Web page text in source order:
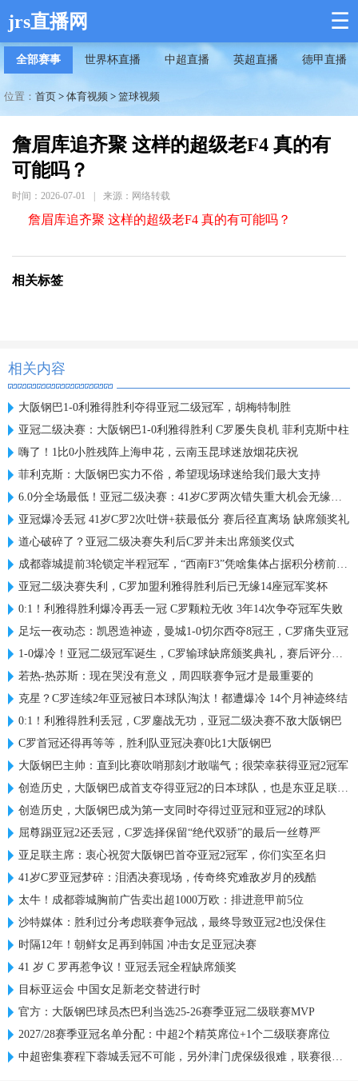
jrs直播网 ☰
全部赛事 世界杯直播 中超直播 英超直播 德甲直播
位置： 首页 > 体育视频 > 篮球视频
詹眉库追齐聚 这样的超级老F4 真的有
可能吗？
时间：2026-07-01 来源：网络转载
詹眉库追齐聚 这样的超级老F4 真的有可能吗？
相关标签
相关内容
大阪钢巴1-0利雅得胜利夺得亚冠二级冠军，胡梅特制胜
亚冠二级决赛：大阪钢巴1-0利雅得胜利 C罗屡失良机 菲利克斯中柱
嗨了！1比0小胜残阵上海申花，云南玉昆球迷放烟花庆祝
菲利克斯：大阪钢巴实力不俗，希望现场球迷给我们最大支持
6.0分全场最低！亚冠二级决赛：41岁C罗两次错失重大机会无缘首冠
亚冠爆冷丢冠 41岁C罗2次吐饼+获最低分 赛后径直离场 缺席颁奖礼
道心破碎了？亚冠二级决赛失利后C罗并未出席颁奖仪式
成都蓉城提前3轮锁定半程冠军，“西南F3”凭啥集体占据积分榜前三？
亚冠二级决赛失利，C罗加盟利雅得胜利后已无缘14座冠军奖杯
0:1！利雅得胜利爆冷再丢一冠 C罗颗粒无收 3年14次争夺冠军失败
足坛一夜动态：凯恩造神迹，曼城1-0切尔西夺8冠王，C罗痛失亚冠
1-0爆冷！亚冠二级冠军诞生，C罗输球缺席颁奖典礼，赛后评分出炉
若热-热苏斯：现在哭没有意义，周四联赛争冠才是最重要的
克星？C罗连续2年亚冠被日本球队淘汰！都遭爆冷 14个月神迹终结
0:1！利雅得胜利丢冠，C罗鏖战无功，亚冠二级决赛不敌大阪钢巴
C罗首冠还得再等等，胜利队亚冠决赛0比1大阪钢巴
大阪钢巴主帅：直到比赛吹哨那刻才敢喘气；很荣幸获得亚冠2冠军
创造历史，大阪钢巴成首支夺得亚冠2的日本球队，也是东亚足联首队
创造历史，大阪钢巴成为第一支同时夺得过亚冠和亚冠2的球队
屈尊踢亚冠2还丢冠，C罗选择保留“绝代双骄”的最后一丝尊严
亚足联主席：衷心祝贺大阪钢巴首夺亚冠2冠军，你们实至名归
41岁C罗亚冠梦碎：泪洒决赛现场，传奇终究难敌岁月的残酷
太牛！成都蓉城胸前广告卖出超1000万欧：排进意甲前5位
沙特媒体：胜利过分考虑联赛争冠战，最终导致亚冠2也没保住
时隔12年！朝鲜女足再到韩国 冲击女足亚冠决赛
41 岁 C 罗再惹争议！亚冠丢冠全程缺席颁奖
目标亚运会 中国女足新老交替进行时
官方：大阪钢巴球员杰巴利当选25-26赛季亚冠二级联赛MVP
2027/28赛季亚冠名单分配：中超2个精英席位+1个二级联赛席位
中超密集赛程下蓉城丢冠不可能，另外津门虎保级很难，联赛很无聊